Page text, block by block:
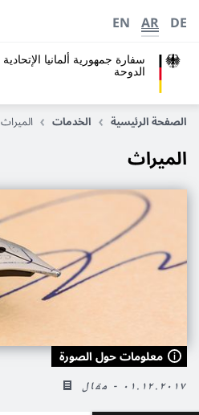
سفارة جمهورية ألمانيا الإتحادية
الدوحة
DE
AR
EN
الصفحة الرئيسية الخدمات الميراث
الميراث
معلومات حول الصورة
٠١.١٢.٢٠١٧ - مقال